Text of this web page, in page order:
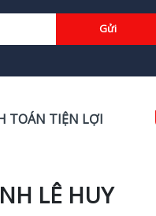
Gửi
TOÁN TIỆN LỢI
LÊ HUY